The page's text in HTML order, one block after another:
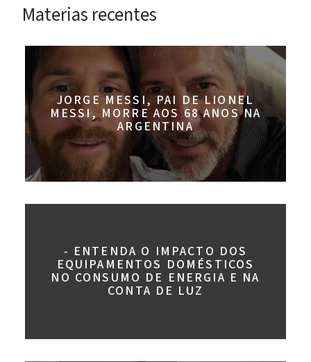
Materias recentes
JORGE MESSI, PAI DE LIONEL
MESSI, MORRE AOS 68 ANOS NA
ARGENTINA
- ENTENDA O IMPACTO DOS
EQUIPAMENTOS DOMÉSTICOS
NO CONSUMO DE ENERGIA E NA
CONTA DE LUZ